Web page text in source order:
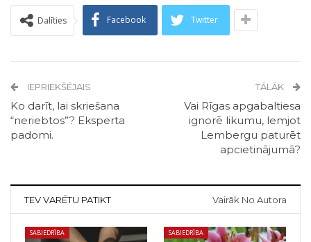
Dalīties Facebook Twitter
IEPRIEKŠĒJAIS
Ko darīt, lai skriešana
“neriebtos”? Eksperta
padomi.
TĀLĀK
Vai Rīgas apgabaltiesa
ignorē likumu, lemjot
Lembergu paturēt
apcietinājumā?
TEV VARĒTU PATIKT Vairāk No Autora
SABIEDRĪBA SABIEDRĪBA